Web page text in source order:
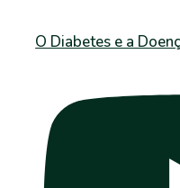
O Diabetes e a